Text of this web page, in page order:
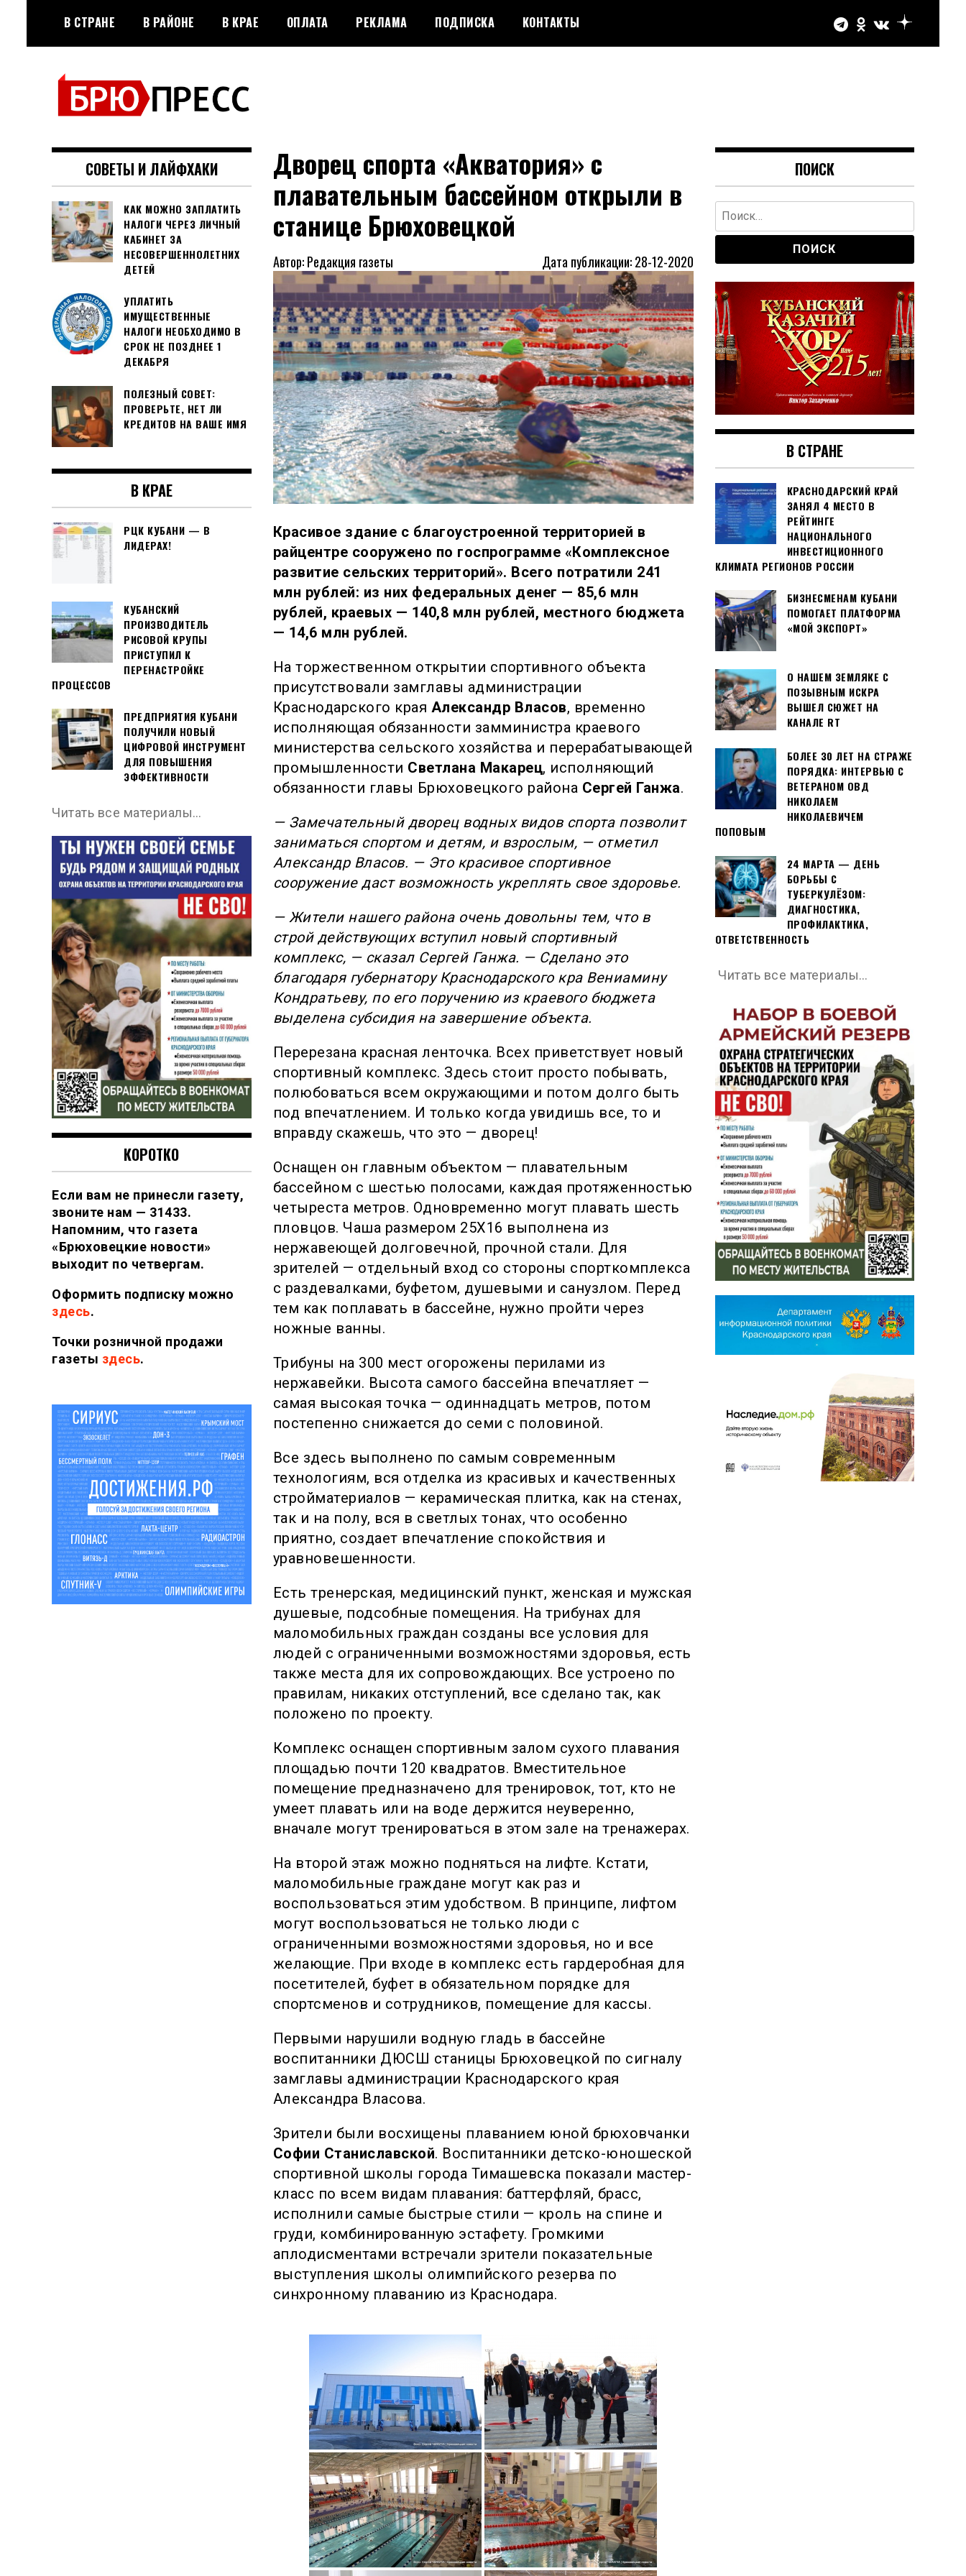
содержимому
В СТРАНЕ В РАЙОНЕ В КРАЕ ОПЛАТА РЕКЛАМА ПОДПИСКА КОНТАКТЫ
БРЮПРЕСС
Официальный сайт газеты
"Брюховецкие новости"
Дворец спорта «Акватория» с
плавательным бассейном открыли в
станице Брюховецкой
Автор: Редакция газеты Дата публикации: 28-12-2020
Красивое здание с благоустроенной территорией в
райцентре сооружено по госпрограмме «Комплексное
развитие сельских территорий». Всего потратили 241
млн рублей: из них федеральных денег — 85,6 млн
рублей, краевых — 140,8 млн рублей, местного бюджета
— 14,6 млн рублей.
На торжественном открытии спортивного объекта
присутствовали замглавы администрации
Краснодарского края Александр Власов, временно
исполняющая обязанности замминистра краевого
министерства сельского хозяйства и перерабатывающей
промышленности Светлана Макарец, исполняющий
обязанности главы Брюховецкого района Сергей Ганжа.
— Замечательный дворец водных видов спорта позволит
заниматься спортом и детям, и взрослым, — отметил
Александр Власов. — Это красивое спортивное
сооружение даст возможность укреплять свое здоровье.
— Жители нашего района очень довольны тем, что в
строй действующих вступил новый спортивный
комплекс, — сказал Сергей Ганжа. — Сделано это
благодаря губернатору Краснодарского кра Вениамину
Кондратьеву, по его поручению из краевого бюджета
выделена субсидия на завершение объекта.
Перерезана красная ленточка. Всех приветствует новый
спортивный комплекс. Здесь стоит просто побывать,
полюбоваться всем окружающими и потом долго быть
под впечатлением. И только когда увидишь все, то и
вправду скажешь, что это — дворец!
Оснащен он главным объектом — плавательным
бассейном с шестью полосами, каждая протяженностью
четыреста метров. Одновременно могут плавать шесть
пловцов. Чаша размером 25Х16 выполнена из
нержавеющей долговечной, прочной стали. Для
зрителей — отдельный вход со стороны спорткомплекса
с раздевалками, буфетом, душевыми и санузлом. Перед
тем как поплавать в бассейне, нужно пройти через
ножные ванны.
Трибуны на 300 мест огорожены перилами из
нержавейки. Высота самого бассейна впечатляет —
самая высокая точка — одиннадцать метров, потом
постепенно снижается до семи с половиной.
Все здесь выполнено по самым современным
технологиям, вся отделка из красивых и качественных
стройматериалов — керамическая плитка, как на стенах,
так и на полу, вся в светлых тонах, что особенно
приятно, создает впечатление спокойствия и
уравновешенности.
Есть тренерская, медицинский пункт, женская и мужская
душевые, подсобные помещения. На трибунах для
маломобильных граждан созданы все условия для
людей с ограниченными возможностями здоровья, есть
также места для их сопровождающих. Все устроено по
правилам, никаких отступлений, все сделано так, как
положено по проекту.
Комплекс оснащен спортивным залом сухого плавания
площадью почти 120 квадратов. Вместительное
помещение предназначено для тренировок, тот, кто не
умеет плавать или на воде держится неуверенно,
вначале могут тренироваться в этом зале на тренажерах.
На второй этаж можно подняться на лифте. Кстати,
маломобильные граждане могут как раз и
воспользоваться этим удобством. В принципе, лифтом
могут воспользоваться не только люди с
ограниченными возможностями здоровья, но и все
желающие. При входе в комплекс есть гардеробная для
посетителей, буфет в обязательном порядке для
спортсменов и сотрудников, помещение для кассы.
Первыми нарушили водную гладь в бассейне
воспитанники ДЮСШ станицы Брюховецкой по сигналу
замглавы администрации Краснодарского края
Александра Власова.
Зрители были восхищены плаванием юной брюховчанки
Софии Станиславской. Воспитанники детско-юношеской
спортивной школы города Тимашевска показали мастер-
класс по всем видам плавания: баттерфляй, брасс,
исполнили самые быстрые стили — кроль на спине и
груди, комбинированную эстафету. Громкими
аплодисментами встречали зрители показательные
выступления школы олимпийского резерва по
синхронному плаванию из Краснодара.
СОВЕТЫ И ЛАЙФХАКИ
КАК МОЖНО ЗАПЛАТИТЬ
НАЛОГИ ЧЕРЕЗ ЛИЧНЫЙ
КАБИНЕТ ЗА
НЕСОВЕРШЕННОЛЕТНИХ
ДЕТЕЙ
УПЛАТИТЬ
ИМУЩЕСТВЕННЫЕ
НАЛОГИ НЕОБХОДИМО В
СРОК НЕ ПОЗДНЕЕ 1
ДЕКАБРЯ
ПОЛЕЗНЫЙ СОВЕТ:
ПРОВЕРЬТЕ, НЕТ ЛИ
КРЕДИТОВ НА ВАШЕ ИМЯ
В КРАЕ
РЦК КУБАНИ — В
ЛИДЕРАХ!
КУБАНСКИЙ
ПРОИЗВОДИТЕЛЬ
РИСОВОЙ КРУПЫ
ПРИСТУПИЛ К
ПЕРЕНАСТРОЙКЕ
ПРОЦЕССОВ
ПРЕДПРИЯТИЯ КУБАНИ
ПОЛУЧИЛИ НОВЫЙ
ЦИФРОВОЙ ИНСТРУМЕНТ
ДЛЯ ПОВЫШЕНИЯ
ЭФФЕКТИВНОСТИ
Читать все материалы…
КОРОТКО
Если вам не принесли газету,
звоните нам — 31433.
Напомним, что газета
«Брюховецкие новости»
выходит по четвергам.
Оформить подписку можно
здесь.
Точки розничной продажи
газеты здесь.
ПОИСК
Найти:
В СТРАНЕ
КРАСНОДАРСКИЙ КРАЙ
ЗАНЯЛ 4 МЕСТО В
РЕЙТИНГЕ
НАЦИОНАЛЬНОГО
ИНВЕСТИЦИОННОГО
КЛИМАТА РЕГИОНОВ РОССИИ
БИЗНЕСМЕНАМ КУБАНИ
ПОМОГАЕТ ПЛАТФОРМА
«МОЙ ЭКСПОРТ»
О НАШЕМ ЗЕМЛЯКЕ С
ПОЗЫВНЫМ ИСКРА
ВЫШЕЛ СЮЖЕТ НА
КАНАЛЕ RT
БОЛЕЕ 30 ЛЕТ НА СТРАЖЕ
ПОРЯДКА: ИНТЕРВЬЮ С
ВЕТЕРАНОМ ОВД
НИКОЛАЕМ
НИКОЛАЕВИЧЕМ
ПОПОВЫМ
24 МАРТА — ДЕНЬ
БОРЬБЫ С
ТУБЕРКУЛЁЗОМ:
ДИАГНОСТИКА,
ПРОФИЛАКТИКА,
ОТВЕТСТВЕННОСТЬ
Читать все материалы…